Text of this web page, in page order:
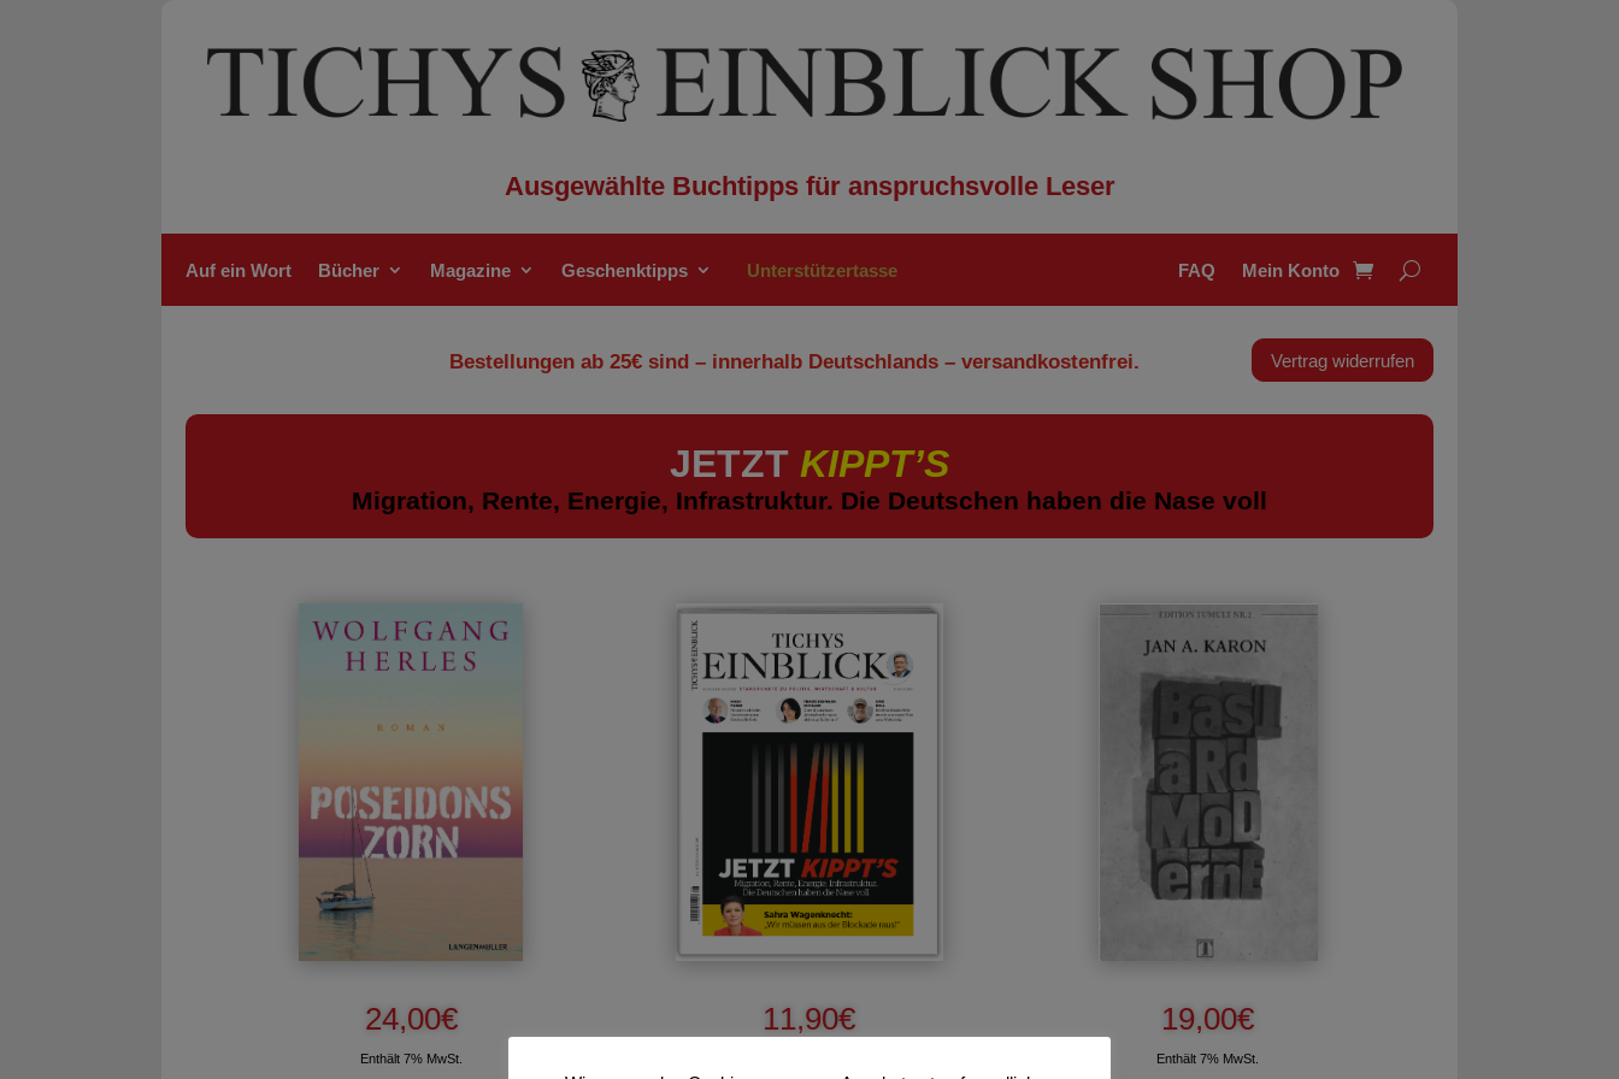
Ausgewählte Buchtipps für anspruchsvolle Leser
Auf ein Wort Bücher Magazine Geschenktipps Unterstützertasse FAQ Mein Konto
Bestellungen ab 25€ sind – innerhalb Deutschlands – versandkostenfrei. Vertrag widerrufen
JETZT KIPPT’S
Migration, Rente, Energie, Infrastruktur. Die Deutschen haben die Nase voll
24,00€
Enthält 7% MwSt.
11,90€ 19,00€
Enthält 7% MwSt.